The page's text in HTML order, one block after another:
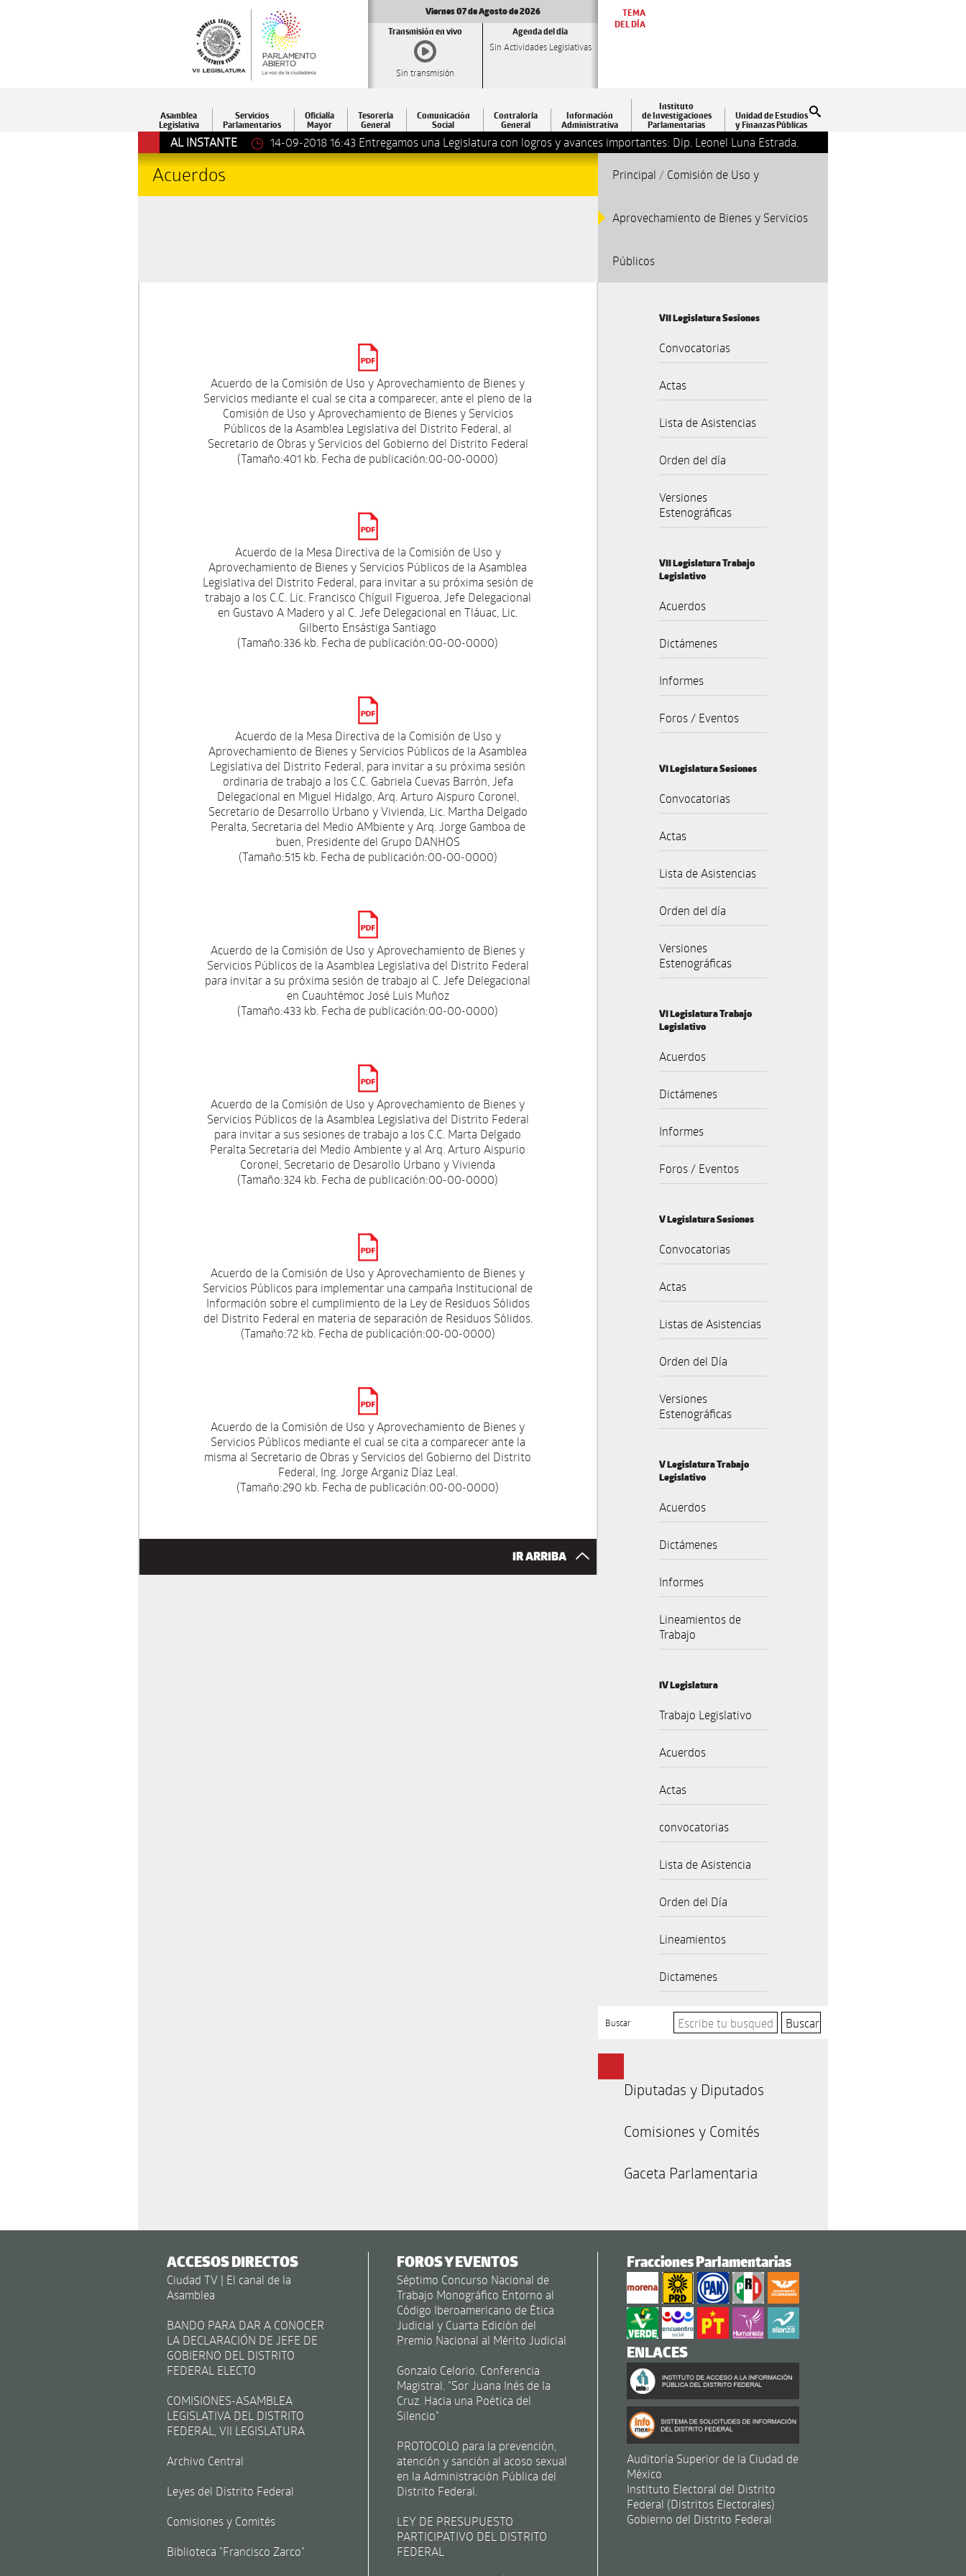
Viernes 07 de Agosto de 2026
Transmisión en vivo
Sin transmisión
Agenda del día
Sin Actividades Legislativas
TEMA
DEL DÍA
Asamblea
Legislativa
Servicios
Parlamentarios
Oficialía
Mayor
Tesorería
General
Comunicación
Social
Contraloría
General
Información
Administrativa
Instituto
de Investigaciones
Parlamentarias
Unidad de Estudios
y Finanzas Públicas
AL INSTANTE 14-09-2018 16:43 Entregamos una Legislatura con logros y avances importantes: Dip. Leonel Luna Estrada.
Acuerdos Principal / Comisión de Uso y
Aprovechamiento de Bienes y Servicios
Públicos
Acuerdo de la Comisión de Uso y Aprovechamiento de Bienes y
Servicios mediante el cual se cita a comparecer, ante el pleno de la
Comisión de Uso y Aprovechamiento de Bienes y Servicios
Públicos de la Asamblea Legislativa del Distrito Federal, al
Secretario de Obras y Servicios del Gobierno del Distrito Federal
(Tamaño:401 kb. Fecha de publicación:00-00-0000)
Acuerdo de la Mesa Directiva de la Comisión de Uso y
Aprovechamiento de Bienes y Servicios Públicos de la Asamblea
Legislativa del Distrito Federal, para invitar a su próxima sesión de
trabajo a los C.C. Lic. Francisco Chíguil Figueroa, Jefe Delegacional
en Gustavo A Madero y al C. Jefe Delegacional en Tláuac, Lic.
Gilberto Ensástiga Santiago
(Tamaño:336 kb. Fecha de publicación:00-00-0000)
Acuerdo de la Mesa Directiva de la Comisión de Uso y
Aprovechamiento de Bienes y Servicios Públicos de la Asamblea
Legislativa del Distrito Federal, para invitar a su próxima sesión
ordinaria de trabajo a los C.C. Gabriela Cuevas Barrón, Jefa
Delegacional en Miguel Hidalgo, Arq. Arturo Aispuro Coronel,
Secretario de Desarrollo Urbano y Vivienda, Lic. Martha Delgado
Peralta, Secretaria del Medio AMbiente y Arq. Jorge Gamboa de
buen, Presidente del Grupo DANHOS
(Tamaño:515 kb. Fecha de publicación:00-00-0000)
Acuerdo de la Comisión de Uso y Aprovechamiento de Bienes y
Servicios Públicos de la Asamblea Legislativa del Distrito Federal
para invitar a su próxima sesión de trabajo al C. Jefe Delegacional
en Cuauhtémoc José Luis Muñoz
(Tamaño:433 kb. Fecha de publicación:00-00-0000)
Acuerdo de la Comisión de Uso y Aprovechamiento de Bienes y
Servicios Públicos de la Asamblea Legislativa del Distrito Federal
para invitar a sus sesiones de trabajo a los C.C. Marta Delgado
Peralta Secretaria del Medio Ambiente y al Arq. Arturo Aispurio
Coronel, Secretario de Desarollo Urbano y Vivienda
(Tamaño:324 kb. Fecha de publicación:00-00-0000)
Acuerdo de la Comisión de Uso y Aprovechamiento de Bienes y
Servicios Públicos para implementar una campaña Institucional de
Información sobre el cumplimiento de la Ley de Residuos Sólidos
del Distrito Federal en materia de separación de Residuos Sólidos.
(Tamaño:72 kb. Fecha de publicación:00-00-0000)
Acuerdo de la Comisión de Uso y Aprovechamiento de Bienes y
Servicios Públicos mediante el cual se cita a comparecer ante la
misma al Secretario de Obras y Servicios del Gobierno del Distrito
Federal, Ing. Jorge Arganiz Díaz Leal.
(Tamaño:290 kb. Fecha de publicación:00-00-0000)
IR ARRIBA
VII Legislatura Sesiones
Convocatorias
Actas
Lista de Asistencias
Orden del día
Versiones
Estenográficas
VII Legislatura Trabajo
Legislativo
Acuerdos
Dictámenes
Informes
Foros / Eventos
VI Legislatura Sesiones
Convocatorias
Actas
Lista de Asistencias
Orden del día
Versiones
Estenográficas
VI Legislatura Trabajo
Legislativo
Acuerdos
Dictámenes
Informes
Foros / Eventos
V Legislatura Sesiones
Convocatorias
Actas
Listas de Asistencias
Orden del Día
Versiones
Estenográficas
V Legislatura Trabajo
Legislativo
Acuerdos
Dictámenes
Informes
Lineamientos de
Trabajo
IV Legislatura
Trabajo Legislativo
Acuerdos
Actas
convocatorias
Lista de Asistencia
Orden del Día
Lineamientos
Dictamenes
Buscar
Diputadas y Diputados
Comisiones y Comités
Gaceta Parlamentaria
ACCESOS DIRECTOS
Ciudad TV | El canal de la
Asamblea
BANDO PARA DAR A CONOCER
LA DECLARACIÓN DE JEFE DE
GOBIERNO DEL DISTRITO
FEDERAL ELECTO
COMISIONES-ASAMBLEA
LEGISLATIVA DEL DISTRITO
FEDERAL, VII LEGISLATURA
Archivo Central
Leyes del Distrito Federal
Comisiones y Comités
Biblioteca "Francisco Zarco"
FOROS Y EVENTOS
Séptimo Concurso Nacional de
Trabajo Monográfico Entorno al
Código Iberoamericano de Ética
Judicial y Cuarta Edición del
Premio Nacional al Mérito Judicial
Gonzalo Celorio. Conferencia
Magistral. "Sor Juana Inés de la
Cruz. Hacia una Poética del
Silencio"
PROTOCOLO para la prevención,
atención y sanción al acoso sexual
en la Administración Pública del
Distrito Federal.
LEY DE PRESUPUESTO
PARTICIPATIVO DEL DISTRITO
FEDERAL
Fracciones Parlamentarias
ENLACES
Auditoría Superior de la Ciudad de
México
Instituto Electoral del Distrito
Federal (Distritos Electorales)
Gobierno del Distrito Federal